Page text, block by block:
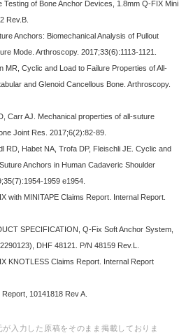
Testing of Bone Anchor Devices, 1.8mm Q-FIX Mini
Rev.B.
Anchors: Biomechanical Analysis of Pullout
Mode. Arthroscopy. 2017;33(6):1113-1121.
MR, Cyclic and Load to Failure Properties of All-
and Glenoid Cancellous Bone. Arthroscopy.
Carr AJ. Mechanical properties of all-suture
Joint Res. 2017;6(2):82-89.
RD, Habet NA, Trofa DP, Fleischli JE. Cyclic and
Anchors in Human Cadaveric Shoulder
1959 e1954.
with MINITAPE Claims Report. Internal Report.
SPECIFICATION, Q-Fix Soft Anchor System,
DHF 48121. P/N 48159 Rev.L.
KNOTLESS Claims Report. Internal Report
10141818 Rev A.
入力した原稿をそのまま掲載しておりま